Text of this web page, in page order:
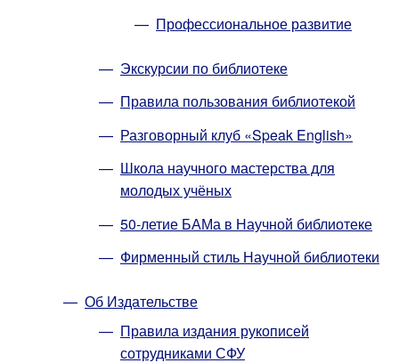
Профессиональное развитие
Экскурсии по библиотеке
Правила пользования библиотекой
Разговорный клуб «Speak English»
Школа научного мастерства для
молодых учёных
50-летие БАМа в Научной библиотеке
Фирменный стиль Научной библиотеки
Об Издательстве
Правила издания рукописей
сотрудниками СФУ